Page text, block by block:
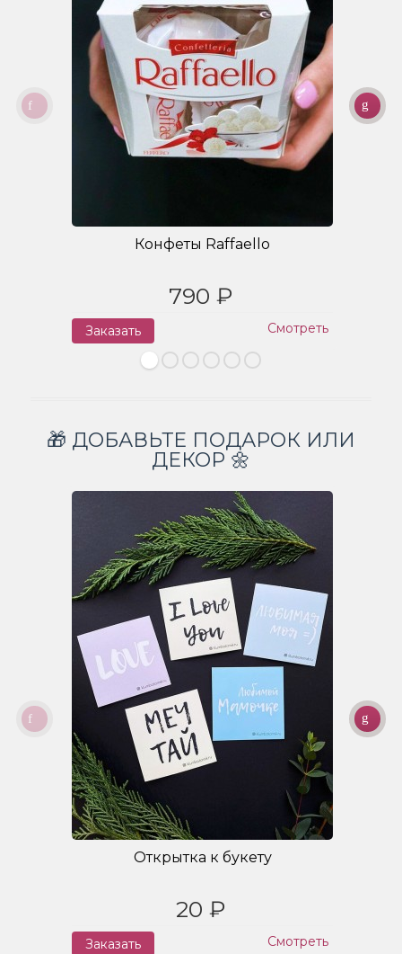
Конфеты Raffaello
790 ₽
Заказать Смотреть
🎁 ДОБАВЬТЕ ПОДАРОК ИЛИ
ДЕКОР 🌼
Открытка к букету
20 ₽
Заказать Смотреть